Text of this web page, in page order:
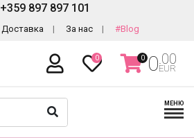
+359 897 897 101
Доставка За нас #Blog
0 0 0.00
EUR
МЕНЮ